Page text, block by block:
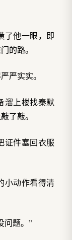
他一眼，即
的路。
严实实。
上楼找秦默
了敲。
件塞回衣服
动作看得清
题。”